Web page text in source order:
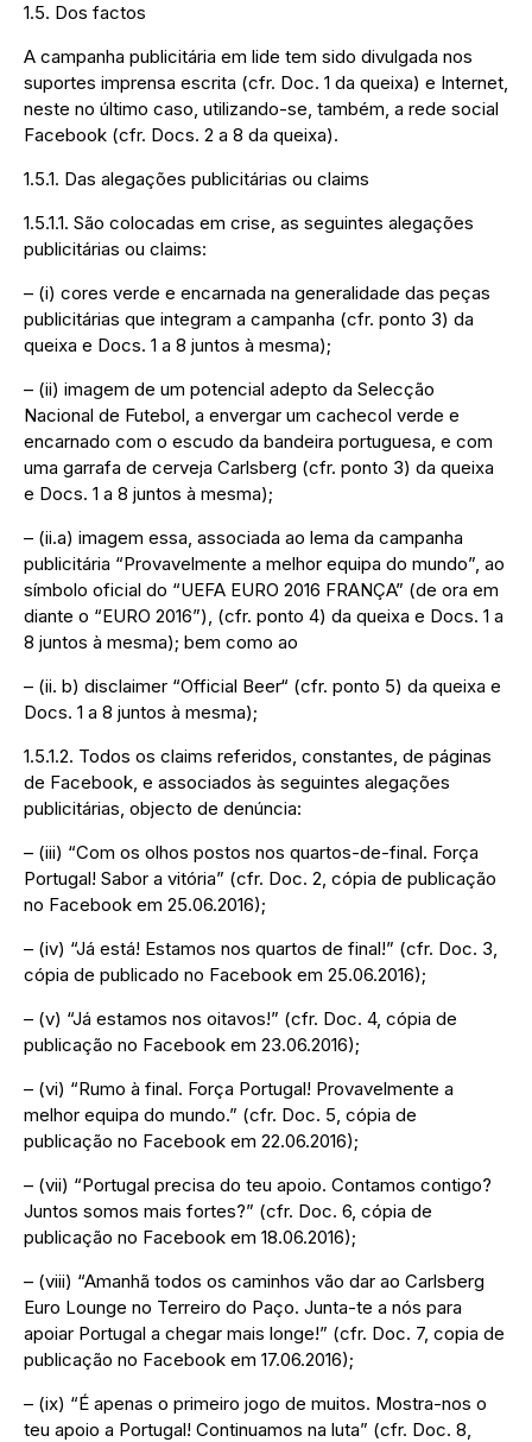
1.5. Dos factos
A campanha publicitária em lide tem sido divulgada nos
suportes imprensa escrita (cfr. Doc. 1 da queixa) e Internet,
neste no último caso, utilizando-se, também, a rede social
Facebook (cfr. Docs. 2 a 8 da queixa).
1.5.1. Das alegações publicitárias ou claims
1.5.1.1. São colocadas em crise, as seguintes alegações
publicitárias ou claims:
– (i) cores verde e encarnada na generalidade das peças
publicitárias que integram a campanha (cfr. ponto 3) da
queixa e Docs. 1 a 8 juntos à mesma);
– (ii) imagem de um potencial adepto da Selecção
Nacional de Futebol, a envergar um cachecol verde e
encarnado com o escudo da bandeira portuguesa, e com
uma garrafa de cerveja Carlsberg (cfr. ponto 3) da queixa
e Docs. 1 a 8 juntos à mesma);
– (ii.a) imagem essa, associada ao lema da campanha
publicitária “Provavelmente a melhor equipa do mundo”, ao
símbolo oficial do “UEFA EURO 2016 FRANÇA” (de ora em
diante o “EURO 2016”), (cfr. ponto 4) da queixa e Docs. 1 a
8 juntos à mesma); bem como ao
– (ii. b) disclaimer “Official Beer“ (cfr. ponto 5) da queixa e
Docs. 1 a 8 juntos à mesma);
1.5.1.2. Todos os claims referidos, constantes, de páginas
de Facebook, e associados às seguintes alegações
publicitárias, objecto de denúncia:
– (iii) “Com os olhos postos nos quartos-de-final. Força
Portugal! Sabor a vitória” (cfr. Doc. 2, cópia de publicação
no Facebook em 25.06.2016);
– (iv) “Já está! Estamos nos quartos de final!” (cfr. Doc. 3,
cópia de publicado no Facebook em 25.06.2016);
– (v) “Já estamos nos oitavos!” (cfr. Doc. 4, cópia de
publicação no Facebook em 23.06.2016);
– (vi) “Rumo à final. Força Portugal! Provavelmente a
melhor equipa do mundo.” (cfr. Doc. 5, cópia de
publicação no Facebook em 22.06.2016);
– (vii) “Portugal precisa do teu apoio. Contamos contigo?
Juntos somos mais fortes?” (cfr. Doc. 6, cópia de
publicação no Facebook em 18.06.2016);
– (viii) “Amanhã todos os caminhos vão dar ao Carlsberg
Euro Lounge no Terreiro do Paço. Junta-te a nós para
apoiar Portugal a chegar mais longe!” (cfr. Doc. 7, copia de
publicação no Facebook em 17.06.2016);
– (ix) “É apenas o primeiro jogo de muitos. Mostra-nos o
teu apoio a Portugal! Continuamos na luta” (cfr. Doc. 8,